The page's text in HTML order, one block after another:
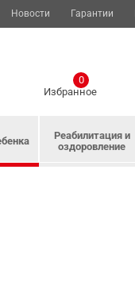
Новости Гарантии
Избранное
0
Реабилитация и
оздоровление